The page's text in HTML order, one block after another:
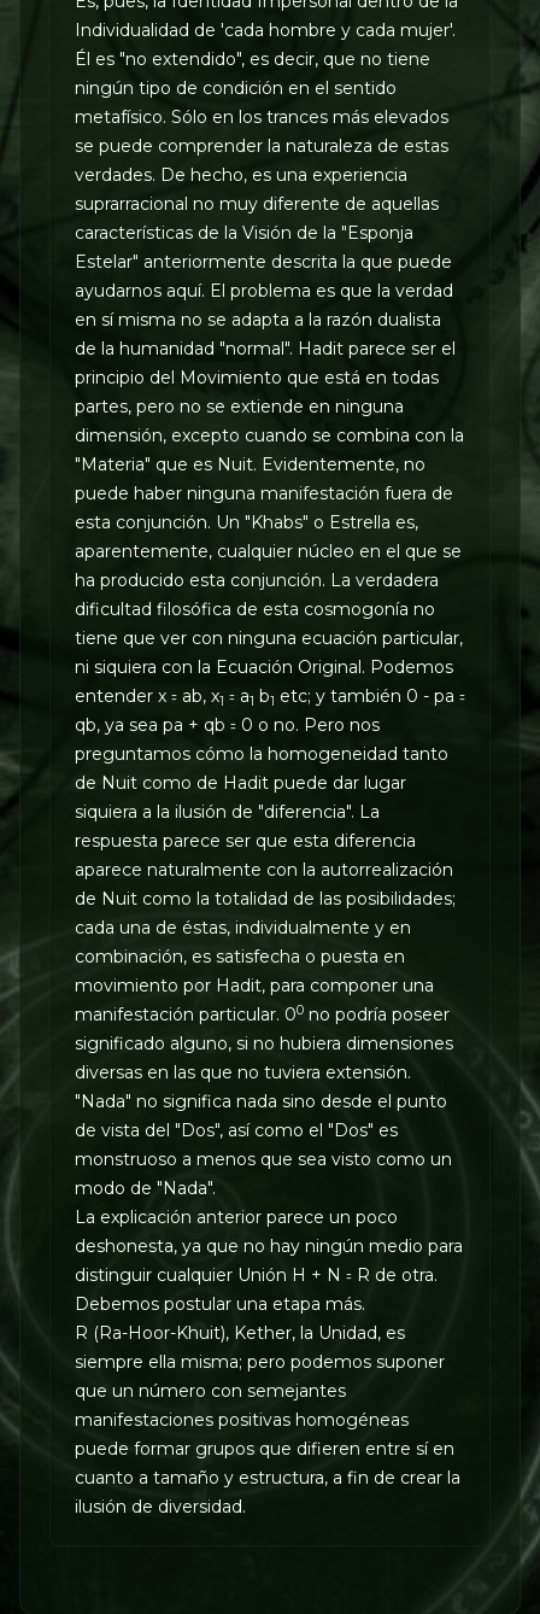
Individualidad de 'cada hombre y cada mujer'.
Él es "no extendido", es decir, que no tiene
ningún tipo de condición en el sentido
metafísico. Sólo en los trances más elevados
se puede comprender la naturaleza de estas
verdades. De hecho, es una experiencia
suprarracional no muy diferente de aquellas
características de la Visión de la "Esponja
Estelar" anteriormente descrita la que puede
ayudarnos aquí. El problema es que la verdad
en sí misma no se adapta a la razón dualista
de la humanidad "normal". Hadit parece ser el
principio del Movimiento que está en todas
partes, pero no se extiende en ninguna
dimensión, excepto cuando se combina con la
"Materia" que es Nuit. Evidentemente, no
puede haber ninguna manifestación fuera de
esta conjunción. Un "Khabs" o Estrella es,
aparentemente, cualquier núcleo en el que se
ha producido esta conjunción. La verdadera
dificultad filosófica de esta cosmogonía no
tiene que ver con ninguna ecuación particular,
ni siquiera con la Ecuación Original. Podemos
entender x ꞊ ab, x1 ꞊ a1 b1 etc; y también 0 - pa ꞊
qb, ya sea pa + qb ꞊ 0 o no. Pero nos
preguntamos cómo la homogeneidad tanto
de Nuit como de Hadit puede dar lugar
siquiera a la ilusión de "diferencia". La
respuesta parece ser que esta diferencia
aparece naturalmente con la autorrealización
de Nuit como la totalidad de las posibilidades;
cada una de éstas, individualmente y en
combinación, es satisfecha o puesta en
movimiento por Hadit, para componer una
manifestación particular. 00 no podría poseer
significado alguno, si no hubiera dimensiones
diversas en las que no tuviera extensión.
"Nada" no significa nada sino desde el punto
de vista del "Dos", así como el "Dos" es
monstruoso a menos que sea visto como un
modo de "Nada".
La explicación anterior parece un poco
deshonesta, ya que no hay ningún medio para
distinguir cualquier Unión H + N ꞊ R de otra.
Debemos postular una etapa más.
R (Ra-Hoor-Khuit), Kether, la Unidad, es
siempre ella misma; pero podemos suponer
que un número con semejantes
manifestaciones positivas homogéneas
puede formar grupos que difieren entre sí en
cuanto a tamaño y estructura, a fin de crear la
ilusión de diversidad.